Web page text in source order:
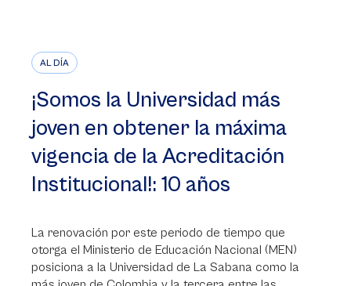
AL DÍA
¡Somos la Universidad más
joven en obtener la máxima
vigencia de la Acreditación
Institucional!: 10 años
La renovación por este periodo de tiempo que
otorga el Ministerio de Educación Nacional (MEN)
posiciona a la Universidad de La Sabana como la